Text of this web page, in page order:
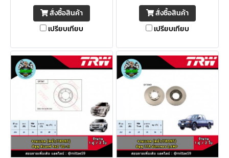
ตกค้าง
สั่งซื้อสินค้า
เปรียบเทียบ
ตกค้าง
สั่งซื้อสินค้า
เปรียบเทียบ